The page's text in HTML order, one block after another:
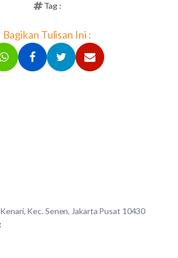
Tag :
Bagikan Tulisan Ini :
Kec. Senen, Jakarta Pusat 10430